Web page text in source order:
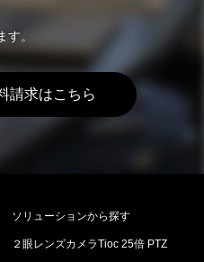
。
請求はこちら
ソリューションから探す
２眼レンズカメラTioc 25倍 PTZ